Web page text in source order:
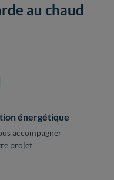
au chaud
énergétique
accompagner
projet